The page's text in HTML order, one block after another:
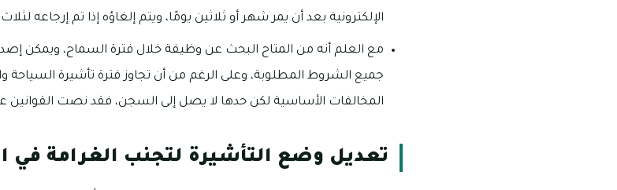
الإلكترونية بعد أن يمر شهر أو ثلاثين يومًا، ويتم إلغاؤه إذا تم إرجاعه
مع العلم أنه من المتاح البحث عن وظيفة خلال فترة السماح، ويمكن
جميع الشروط المطلوبة، وعلى الرغم من أن تجاوز فترة تأشيرة السياحة
المخالفات الأساسية لكن حدها لا يصل إلى السجن، فقد نصت القوانين
تعديل وضع التأشيرة لتجنب الغرامة في